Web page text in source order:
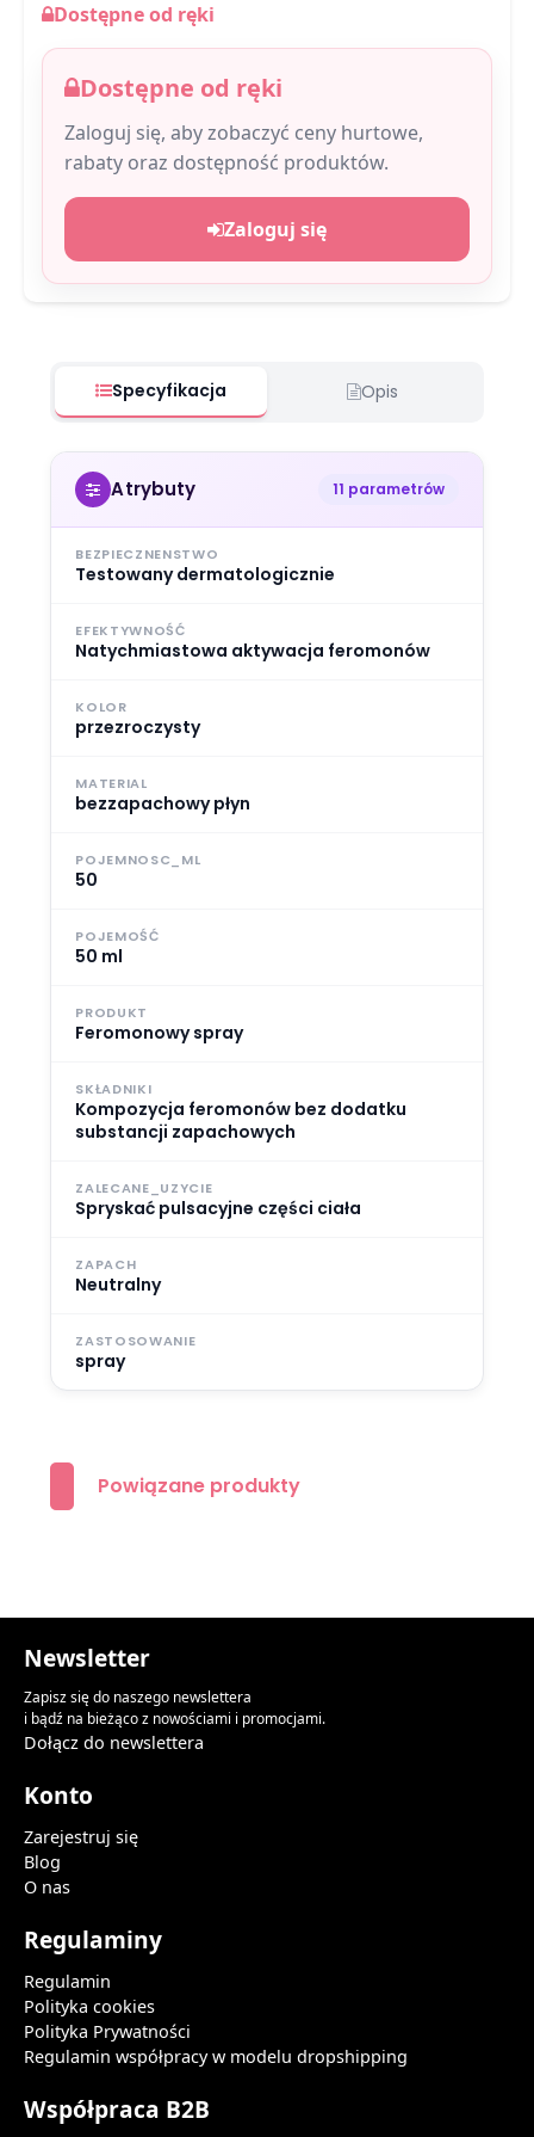
Dostępne od ręki
Dostępne od ręki
Zaloguj się, aby zobaczyć ceny hurtowe,
rabaty oraz dostępność produktów.
Zaloguj się
Specyfikacja Opis
Atrybuty 11 parametrów
BEZPIECZNENSTWO
Testowany dermatologicznie
EFEKTYWNOŚĆ
Natychmiastowa aktywacja feromonów
KOLOR
przezroczysty
MATERIAL
bezzapachowy płyn
POJEMNOSC_ML
50
POJEMOŚĆ
50 ml
PRODUKT
Feromonowy spray
SKŁADNIKI
Kompozycja feromonów bez dodatku
substancji zapachowych
ZALECANE_UZYCIE
Spryskać pulsacyjne części ciała
ZAPACH
Neutralny
ZASTOSOWANIE
spray
Powiązane produkty
Newsletter
Zapisz się do naszego newslettera
i bądź na bieżąco z nowościami i promocjami.
Dołącz do newslettera
Konto
Zarejestruj się
Blog
O nas
Regulaminy
Regulamin
Polityka cookies
Polityka Prywatności
Regulamin współpracy w modelu dropshipping
Współpraca B2B